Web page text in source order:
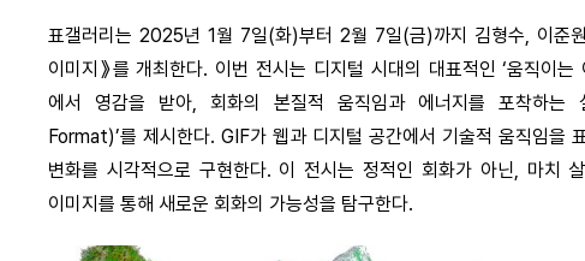
표갤러리는 2025년 1월 7일(화)부터 2월 7일(금)까지 김형수, 이준
이미지》를 개최한다. 이번 전시는 디지털 시대의 대표적인 ‘움직
에서 영감을 받아, 회화의 본질적 움직임과 에너지를 포착하는
Format)’를 제시한다. GIF가 웹과 디지털 공간에서 기술적 움직임을
변화를 시각적으로 구현한다. 이 전시는 정적인 회화가 아닌, 마치
이미지를 통해 새로운 회화의 가능성을 탐구한다.